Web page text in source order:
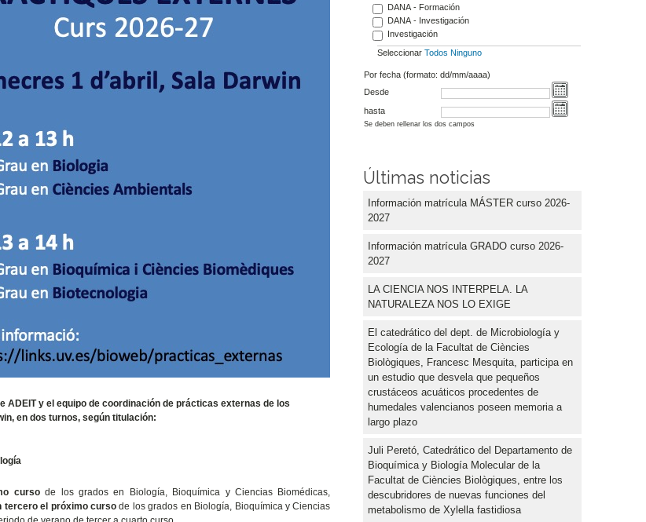
y el equipo de coordinación de prácticas externas de los
en dos turnos, según titulación:
cursode los grados en Biología, Bioquímica y Ciencias Biomédicas,
tercero el próximo curso de los grados en Biología, Bioquímica y Ciencias
DANA - Formación
DANA - Investigación
Investigación
Seleccionar Todos Ninguno
Por fecha (formato: dd/mm/aaaa)
Desde
hasta
Se deben rellenar los dos campos
Últimas noticias
Información matrícula MÁSTER curso 2026-
2027
Información matrícula GRADO curso 2026-
2027
LA CIENCIA NOS INTERPELA. LA
NATURALEZA NOS LO EXIGE
El catedrático del dept. de Microbiología y
Ecología de la Facultat de Ciències
Biològiques, Francesc Mesquita, participa en
un estudio que desvela que pequeños
crustáceos acuáticos procedentes de
humedales valencianos poseen memoria a
largo plazo
Juli Peretó, Catedrático del Departamento de
Bioquímica y Biología Molecular de la
Facultat de Ciències Biològiques, entre los
descubridores de nuevas funciones del
metabolismo de Xylella fastidiosa